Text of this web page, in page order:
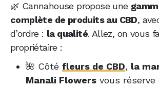
🌿 Cannahouse propose une
complète de produits au CBD,
d’ordre : la qualité. Allez, on vous
propriétaire :
🌺 Côté fleurs de CBD, la
Manali Flowers vous